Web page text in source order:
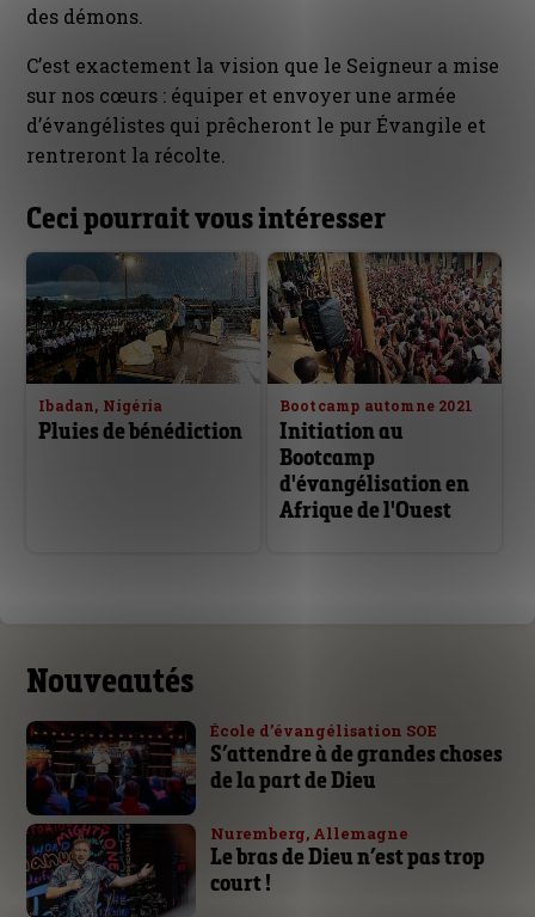
des démons.
C’est exactement la vision que le Seigneur a mise
sur nos cœurs : équiper et envoyer une armée
d’évangélistes qui prêcheront le pur Évangile et
rentreront la récolte.
Ceci pourrait vous intéresser
Ibadan, Nigéria
Pluies de bénédiction
Bootcamp automne 2021
Initiation au
Bootcamp
d'évangélisation en
Afrique de l'Ouest
Nouveautés
École d’évangélisation SOE
S’attendre à de grandes choses
de la part de Dieu
Nuremberg, Allemagne
Le bras de Dieu n’est pas trop
court !